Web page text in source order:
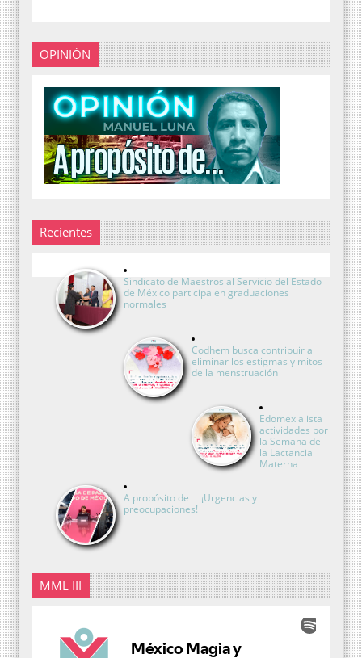
OPINIÓN
Recientes
Sindicato de Maestros al Servicio del Estado
de México participa en graduaciones
normales
Codhem busca contribuir a
eliminar los estigmas y mitos
de la menstruación
Edomex alista
actividades por
la Semana de
la Lactancia
Materna
A propósito de… ¡Urgencias y
preocupaciones!
MML III